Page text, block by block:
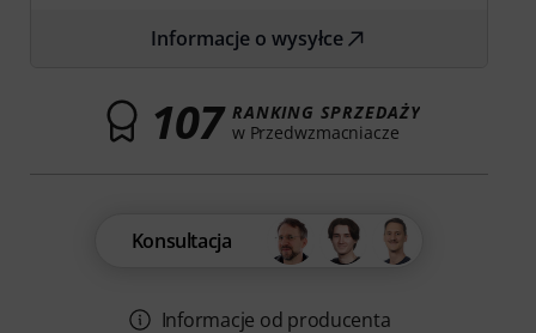
Informacje o wysyłce
107 RANKING SPRZEDAŻY
w Przedwzmacniacze
Konsultacja
Informacje od producenta